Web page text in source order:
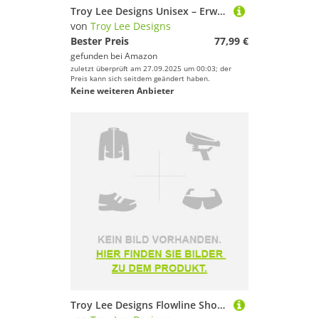
Troy Lee Designs Unisex – Erwachsene MTB Helm, rot, XL/2XL
von Troy Lee Designs
Bester Preis
77,99 €
gefunden bei Amazon
zuletzt überprüft am 27.09.2025 um 00:03; der
Preis kann sich seitdem geändert haben.
Keine weiteren Anbieter
Troy Lee Designs Flowline Shorts Schwarz 32 Mann